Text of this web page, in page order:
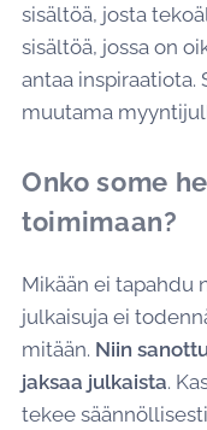
sisältöä, josta
sisältöä, jossa on
antaa inspiraatiota.
muutama
Onko some
toimimaan?
Mikään ei tapahdu
julkaisuja ei
mitään. Niin
jaksaa julkaista.
tekee